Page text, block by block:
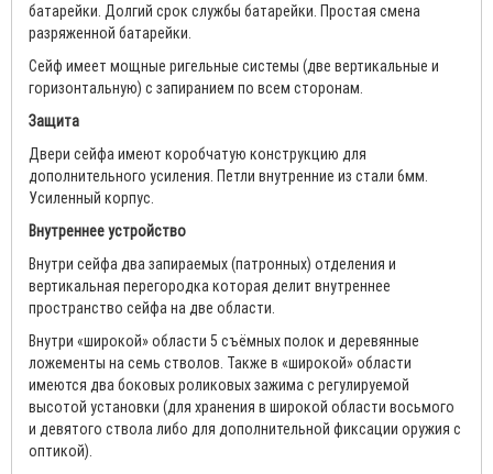
батарейки. Долгий срок службы батарейки. Простая смена
разряженной батарейки.
Сейф имеет мощные ригельные системы (две вертикальные и
горизонтальную) с запиранием по всем сторонам.
Защита
Двери сейфа имеют коробчатую конструкцию для
дополнительного усиления. Петли внутренние из стали 6мм.
Усиленный корпус.
Внутреннее устройство
Внутри сейфа два запираемых (патронных) отделения и
вертикальная перегородка которая делит внутреннее
пространство сейфа на две области.
Внутри «широкой» области 5 съёмных полок и деревянные
ложементы на семь стволов. Также в «широкой» области
имеются два боковых роликовых зажима с регулируемой
высотой установки (для хранения в широкой области восьмого
и девятого ствола либо для дополнительной фиксации оружия с
оптикой).